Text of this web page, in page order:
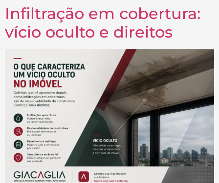
Infiltração em cobertura:
vício oculto e direitos